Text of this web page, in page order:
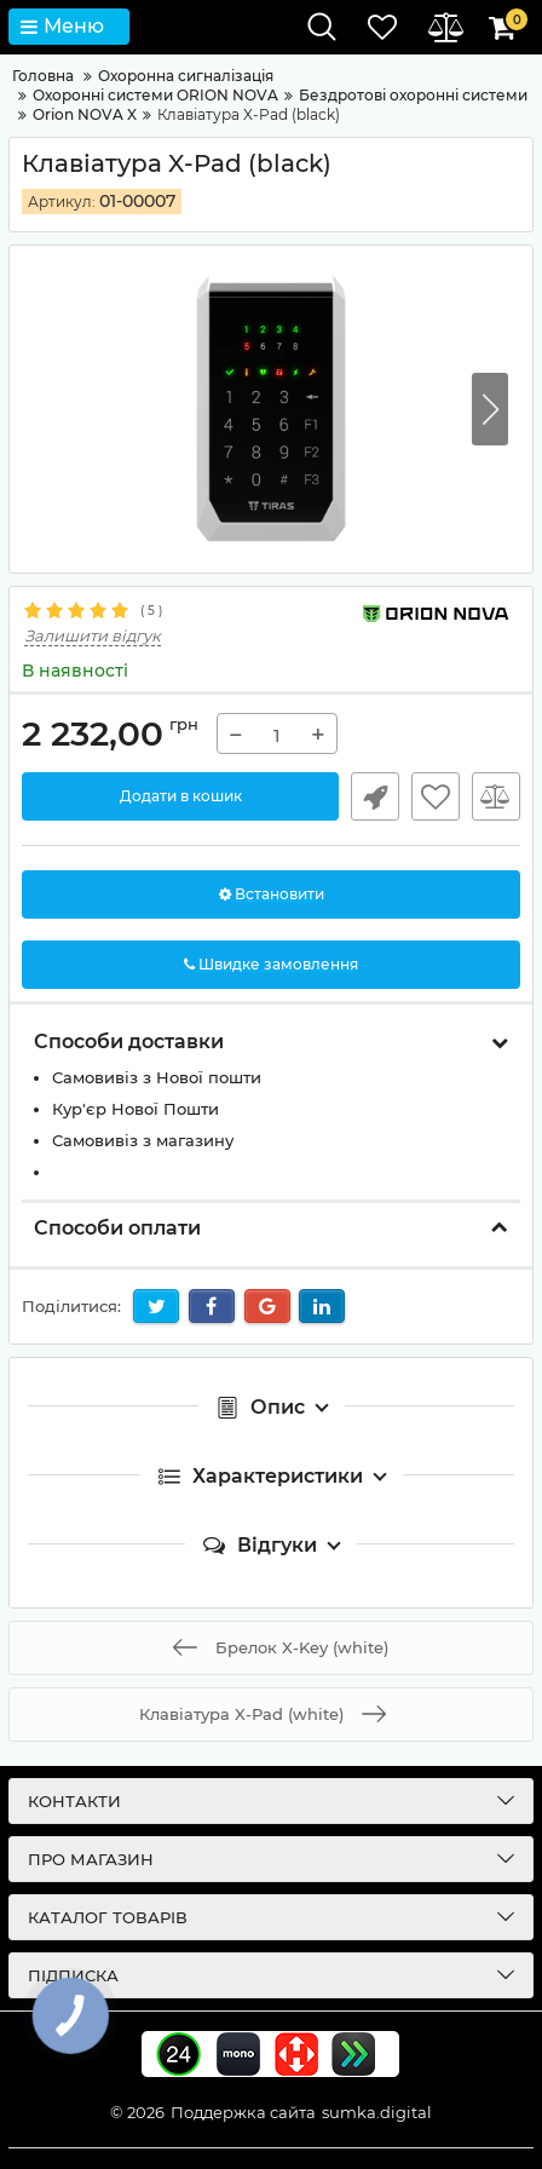
Меню 0
Головна
Охоронна сигналізація
Охоронні системи ORION NOVA
Бездротові охоронні системи
Orion NOVA X
Клавіатура X-Pad (black)
Клавіатура X-Pad (black)
Артикул: 01-00007
( 5 )
Залишити відгук
В наявності
2 232,00 грн − +
Додати в кошик
Встановити
Швидке замовлення
Способи доставки
Самовивіз з Нової пошти
Кур'єр Нової Пошти
Самовивіз з магазину
Способи оплати
Поділитися:
Опис
Характеристики
Відгуки
Брелок X-Key (white)
Клавіатура X-Pad (white)
КОНТАКТИ
ПРО МАГАЗИН
КАТАЛОГ ТОВАРІВ
ПІДПИСКА
© 2026 Поддержка сайта sumka.digital